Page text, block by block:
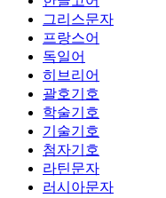
그리스문자
프랑스어
독일어
히브리어
괄호기호
학술기호
기술기호
첨자기호
라틴문자
러시아문자